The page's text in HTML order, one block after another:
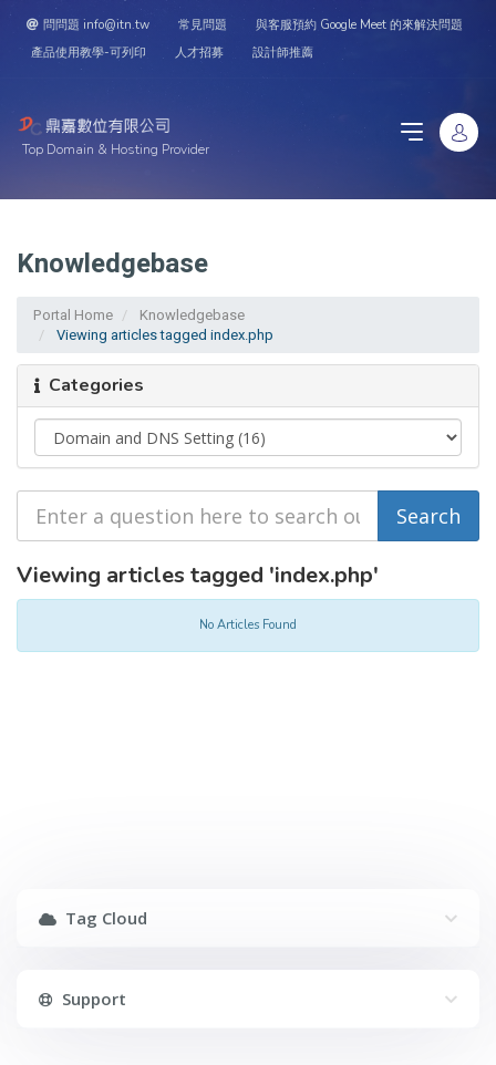
問問題 info@itn.tw 常見問題
與客服預約 Google Meet 的來解決問題
產品使用教學-可列印
人才招募 設計師推薦
Top Domain & Hosting Provider
Knowledgebase
Portal Home
Knowledgebase
Viewing articles tagged index.php
Categories
Viewing articles tagged 'index.php'
No Articles Found
Tag Cloud
Support